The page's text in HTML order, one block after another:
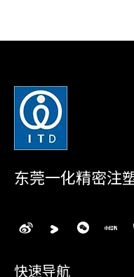
东莞一化精密注
快速导航